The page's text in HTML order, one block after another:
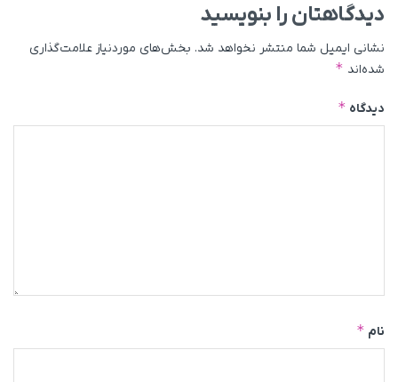
دیدگاهتان را بنویسید
نشانی ایمیل شما منتشر نخواهد شد. بخش‌های موردنیاز علامت‌گذاری
شده‌اند *
دیدگاه *
نام *